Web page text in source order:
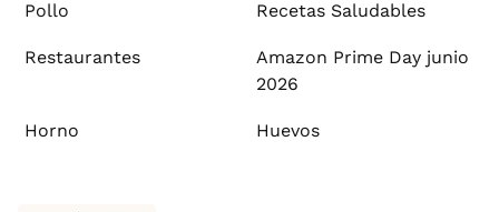
Pollo Recetas Saludables
Restaurantes
Amazon Prime Day junio
2026
Horno Huevos